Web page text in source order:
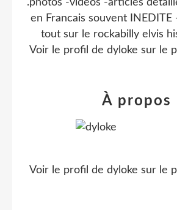
.photos -videos -articles
en Francais souvent
tout sur le rockabilly elvis
Voir le profil de dyloke sur le
À propos
Voir le profil de dyloke sur le